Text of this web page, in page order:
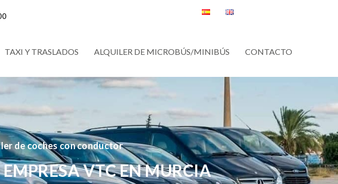
TAXI Y TRASLADOS ALQUILER DE MICROBÚS/MINIBÚS CONTACTO
de coches con conductor
VTC EN MURCIA